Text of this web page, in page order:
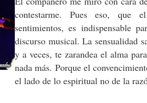
contestarme. Pues eso,
sentimientos, es indispensable
discurso musical. La sensualidad
y a veces, te zarandea el alma
nada más. Porque el
el lado de lo espiritual no de la